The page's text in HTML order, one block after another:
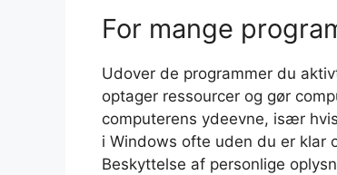
For mange
Udover de programmer du
optager ressourcer og gør
computerens ydeevne, især
i Windows ofte uden du er klar
Beskyttelse af personlige